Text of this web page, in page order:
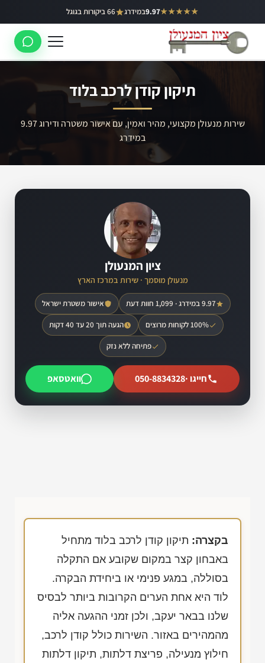
לתוכן
★★★★★
9.97במידרג 66 ביקורות בגוגל באר יעקב
ראשון לציון
רמלה
תיקון קודן לרכב בלוד
שירות מנעולן מקצועי, מהיר ואמין, עם אישור משטרה ודירוג 9.97
במידרג
ציון המנעולן
מנעולן מוסמך · שירות במרכז הארץ
9.97 במידרג · 1,099 חוות דעת אישור משטרת ישראל
100% לקוחות מרוצים הגעה תוך 20 עד 40 דקות
פתיחה ללא נזק
חייגו ·050-8834328 וואטסאפ
בקצרה: תיקון קודן לרכב בלוד מתחיל
באבחון קצר במקום שקובע אם התקלה
בסוללה, במגע פנימי או ביחידת הבקרה.
לוד היא אחת הערים הקרובות ביותר לבסיס
שלנו בבאר יעקב, ולכן זמני ההגעה אליה
מהמהירים באזור. השירות כולל קודן לרכב,
חילוץ מנעילה, פריצת דלתות, תיקון דלתות